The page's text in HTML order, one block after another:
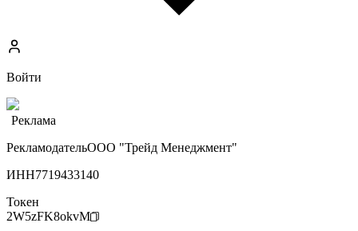
Войти
Реклама
РекламодательООО "Трейд Менеджмент"
ИНН7719433140
Токен
2W5zFK8okvM